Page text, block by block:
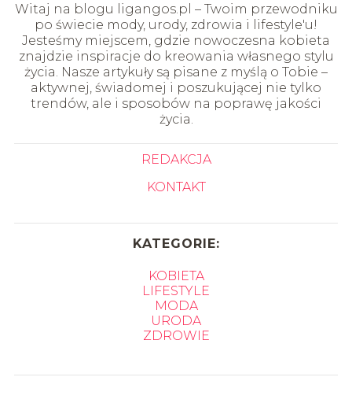
Witaj na blogu ligangos.pl – Twoim przewodniku
po świecie mody, urody, zdrowia i lifestyle'u!
Jesteśmy miejscem, gdzie nowoczesna kobieta
znajdzie inspiracje do kreowania własnego stylu
życia. Nasze artykuły są pisane z myślą o Tobie –
aktywnej, świadomej i poszukującej nie tylko
trendów, ale i sposobów na poprawę jakości
życia.
REDAKCJA
KONTAKT
KATEGORIE:
KOBIETA
LIFESTYLE
MODA
URODA
ZDROWIE